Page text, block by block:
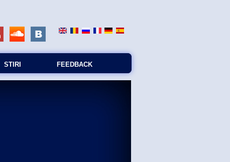
STIRI FEEDBACK